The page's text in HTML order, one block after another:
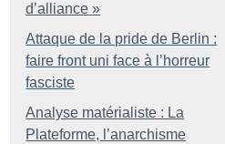
d’alliance »
Attaque de la pride de Berlin :
faire front uni face à l’horreur
fasciste
Analyse matérialiste : La
Plateforme, l’anarchisme